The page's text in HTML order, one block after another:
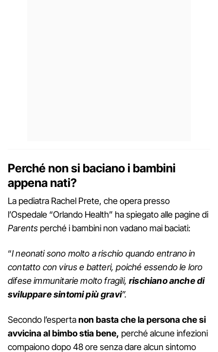
Perché non si baciano i bambini
appena nati?
La pediatra Rachel Prete, che opera presso
l’Ospedale “Orlando Health” ha spiegato alle pagine di
Parents perché i bambini non vadano mai baciati:
“I neonati sono molto a rischio quando entrano in
contatto con virus e batteri, poiché essendo le loro
difese immunitarie molto fragili, rischiano anche di
sviluppare sintomi più gravi”.
Secondo l’espertanon basta che la persona che si
avvicina al bimbo stia bene, perché alcune infezioni
compaiono dopo 48 ore senza dare alcun sintomo